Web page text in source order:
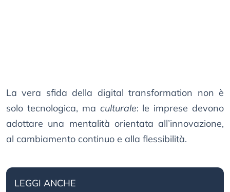
La vera sfida della digital transformation non è
solo tecnologica, ma culturale: le imprese devono
adottare una mentalità orientata all’innovazione,
al cambiamento continuo e alla flessibilità.
LEGGI ANCHE